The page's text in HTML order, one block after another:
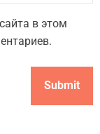
в этом